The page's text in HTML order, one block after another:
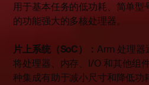
用于基本任务的低功耗、简单型
的功能强大的多核处理器。
片上系统（SoC）： Arm 处理器
将处理器、内存、I/O 和其他组
种集成有助于减小尺寸和降低功